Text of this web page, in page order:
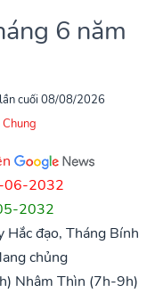
6 năm
cuối 08/08/2026
06-2032
2032
Hắc đạo, Tháng Bính
chủng
Nhâm Thìn (7h-9h)